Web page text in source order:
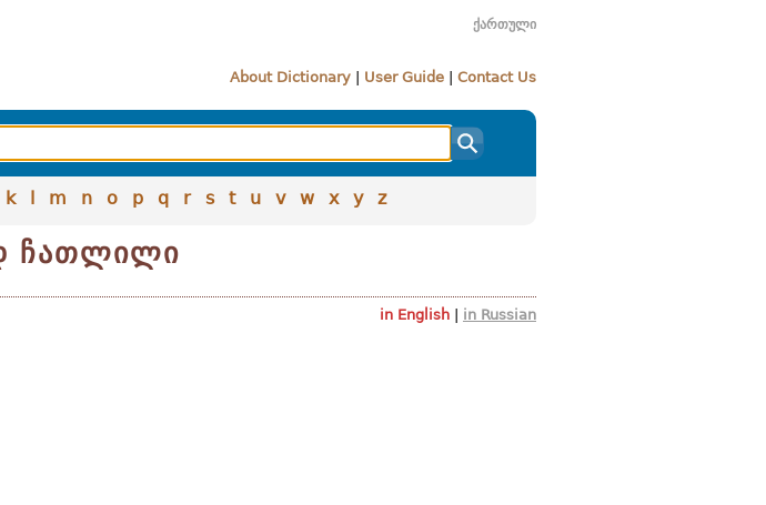
ქართული
About Dictionary User Guide Contact Us
k l m n o p q r s t u v w x y z
ჩათლილი
in English
in Russian